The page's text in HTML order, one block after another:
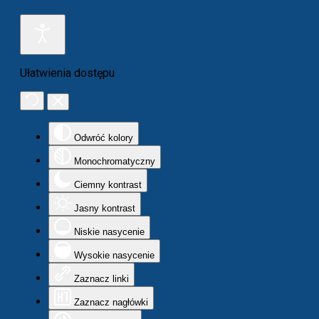
Ułatwienia dostępu
Odwróć kolory
Monochromatyczny
Ciemny kontrast
Jasny kontrast
Niskie nasycenie
Wysokie nasycenie
Zaznacz linki
Zaznacz nagłówki